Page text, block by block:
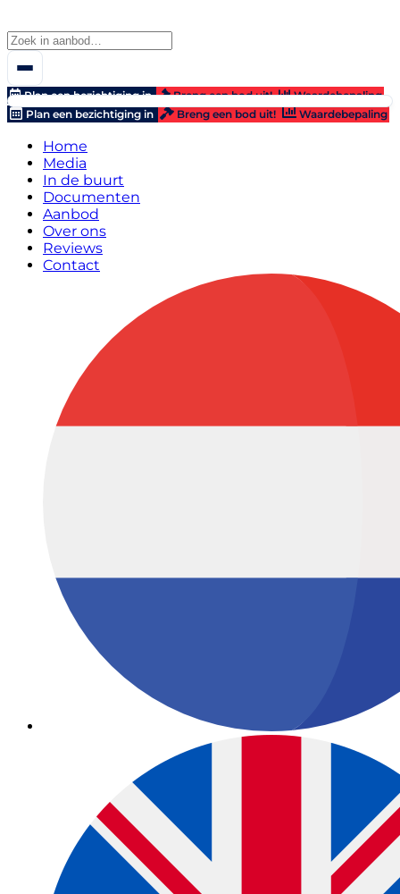
Plan een bezichtiging in Breng een bod uit!
Waardebepaling
Plan een bezichtiging in
Breng een bod uit! Waardebepaling
Home
Media
In de buurt
Documenten
Aanbod
Over ons
Reviews
Contact